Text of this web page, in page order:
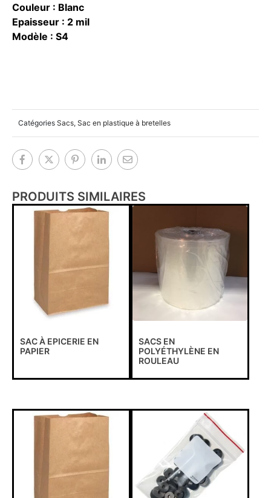
Catégories Sacs, Sac en plastique à bretelles
Couleur : Blanc
Epaisseur : 2 mil
Modèle : S4
PRODUITS SIMILAIRES
SAC À EPICERIE EN
PAPIER
SACS EN
POLYÉTHYLÈNE EN
ROULEAU